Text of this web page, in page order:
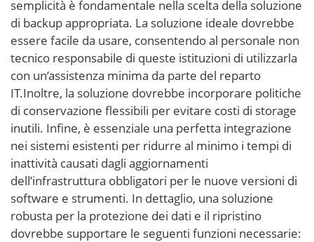
semplicità è fondamentale nella scelta della soluzione
di backup appropriata. La soluzione ideale dovrebbe
essere facile da usare, consentendo al personale non
tecnico responsabile di queste istituzioni di utilizzarla
con un’assistenza minima da parte del reparto
IT.Inoltre, la soluzione dovrebbe incorporare politiche
di conservazione flessibili per evitare costi di storage
inutili. Infine, è essenziale una perfetta integrazione
nei sistemi esistenti per ridurre al minimo i tempi di
inattività causati dagli aggiornamenti
dell’infrastruttura obbligatori per le nuove versioni di
software e strumenti. In dettaglio, una soluzione
robusta per la protezione dei dati e il ripristino
dovrebbe supportare le seguenti funzioni necessarie: